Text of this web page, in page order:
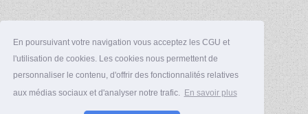
En poursuivant votre navigation vous acceptez les CGU et
l'utilisation de cookies. Les cookies nous permettent de
personnaliser le contenu, d'offrir des fonctionnalités relatives
aux médias sociaux et d'analyser notre trafic. En savoir plus